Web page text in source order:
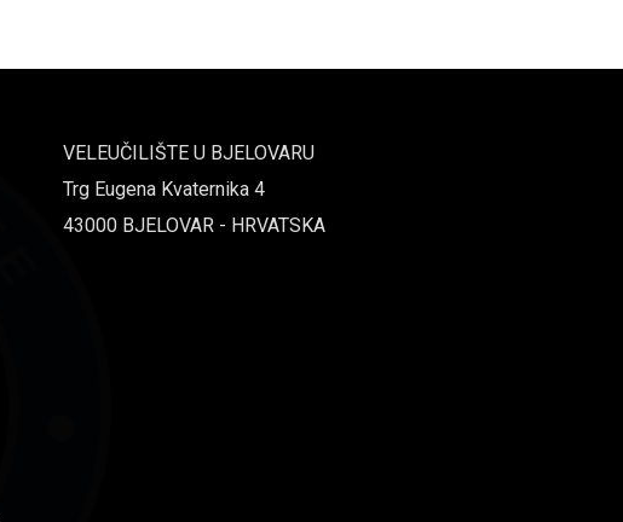
VELEUČILIŠTE U BJELOVARU
Trg Eugena Kvaternika 4
43000 BJELOVAR - HRVATSKA